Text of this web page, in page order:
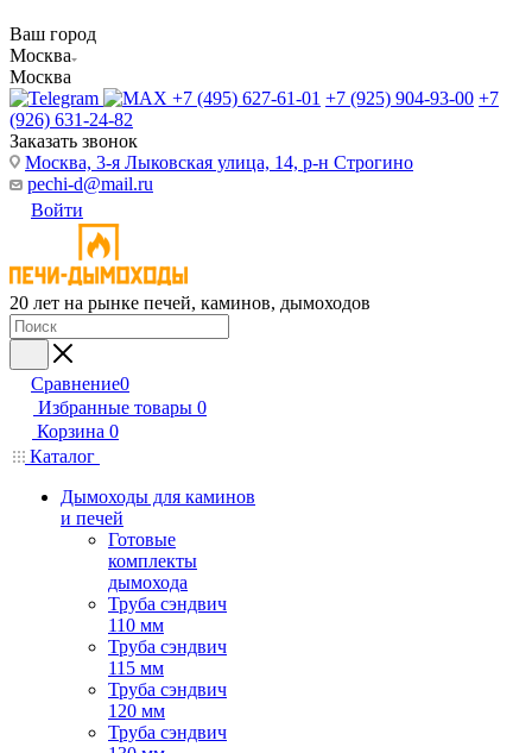
Ваш город
Москва
Москва
+7 (495) 627-61-01 +7 (925) 904-93-00 +7
(926) 631-24-82
Заказать звонок
Москва, 3-я Лыковская улица, 14, р-н Строгино
pechi-d@mail.ru
Войти
20 лет на рынке печей, каминов, дымоходов
Сравнение0
Избранные товары 0
Корзина 0
Каталог
Дымоходы для каминов
и печей
Готовые
комплекты
дымохода
Труба сэндвич
110 мм
Труба сэндвич
115 мм
Труба сэндвич
120 мм
Труба сэндвич